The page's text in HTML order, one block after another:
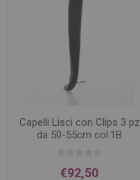
Capelli Lisci con Clips 3 pz
da 50-55cm col.1B
€92,50